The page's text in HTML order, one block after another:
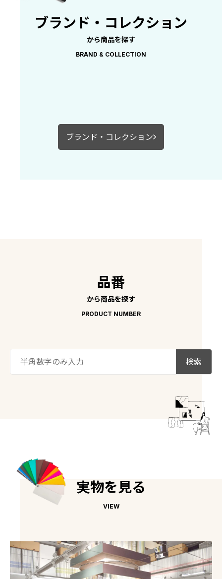
ブランド・ コレクション
から商品を探す
BRAND & COLLECTION
ブランド・コレクション
品番
から商品を探す
PRODUCT NUMBER
実物を見る
VIEW